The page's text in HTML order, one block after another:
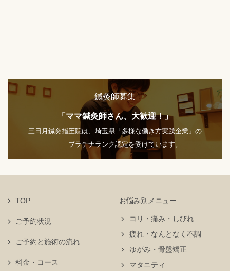
鍼灸師募集
「ママ鍼灸師さん、大歓迎！」
三日月鍼灸指圧院は、埼玉県「多様な働き方実践企業」の
プラチナランク認定を受けています。
TOP
ご予約状況
お悩み別メニュー
コリ・痛み・しびれ
疲れ・なんとなく不調
ゆがみ・骨盤矯正
マタニティ
ご予約と施術の流れ
料金・コース